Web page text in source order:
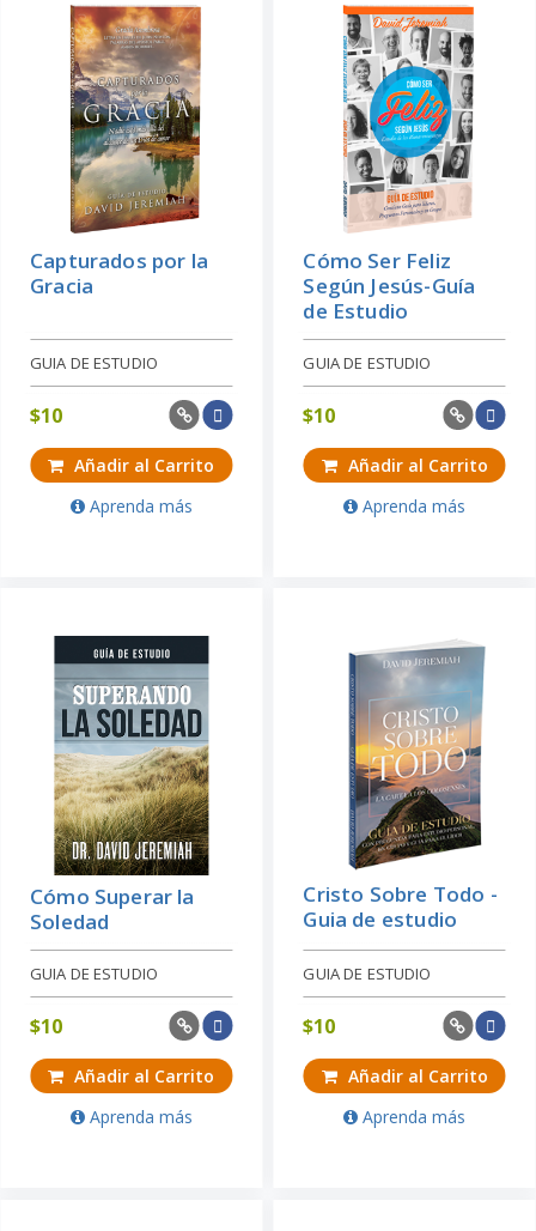
Capturados por la
Gracia
GUIA DE ESTUDIO
$10
Añadir al Carrito
Aprenda más
Cómo Ser Feliz
Según Jesús-Guía
de Estudio
GUIA DE ESTUDIO
$10
Añadir al Carrito
Aprenda más
Cómo Superar la
Soledad
GUIA DE ESTUDIO
$10
Añadir al Carrito
Aprenda más
Cristo Sobre Todo -
Guia de estudio
GUIA DE ESTUDIO
$10
Añadir al Carrito
Aprenda más